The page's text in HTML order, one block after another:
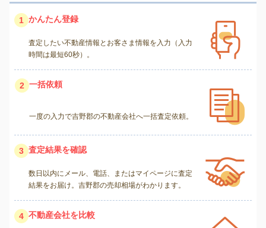
1 かんたん登録
査定したい不動産情報とお客さま情報を入力（入力
時間は最短60秒）。
2 一括依頼
一度の入力で吉野郡の不動産会社へ一括査定依頼。
3 査定結果を確認
数日以内にメール、電話、またはマイページに査定
結果をお届け。吉野郡の売却相場がわかります。
4 不動産会社を比較